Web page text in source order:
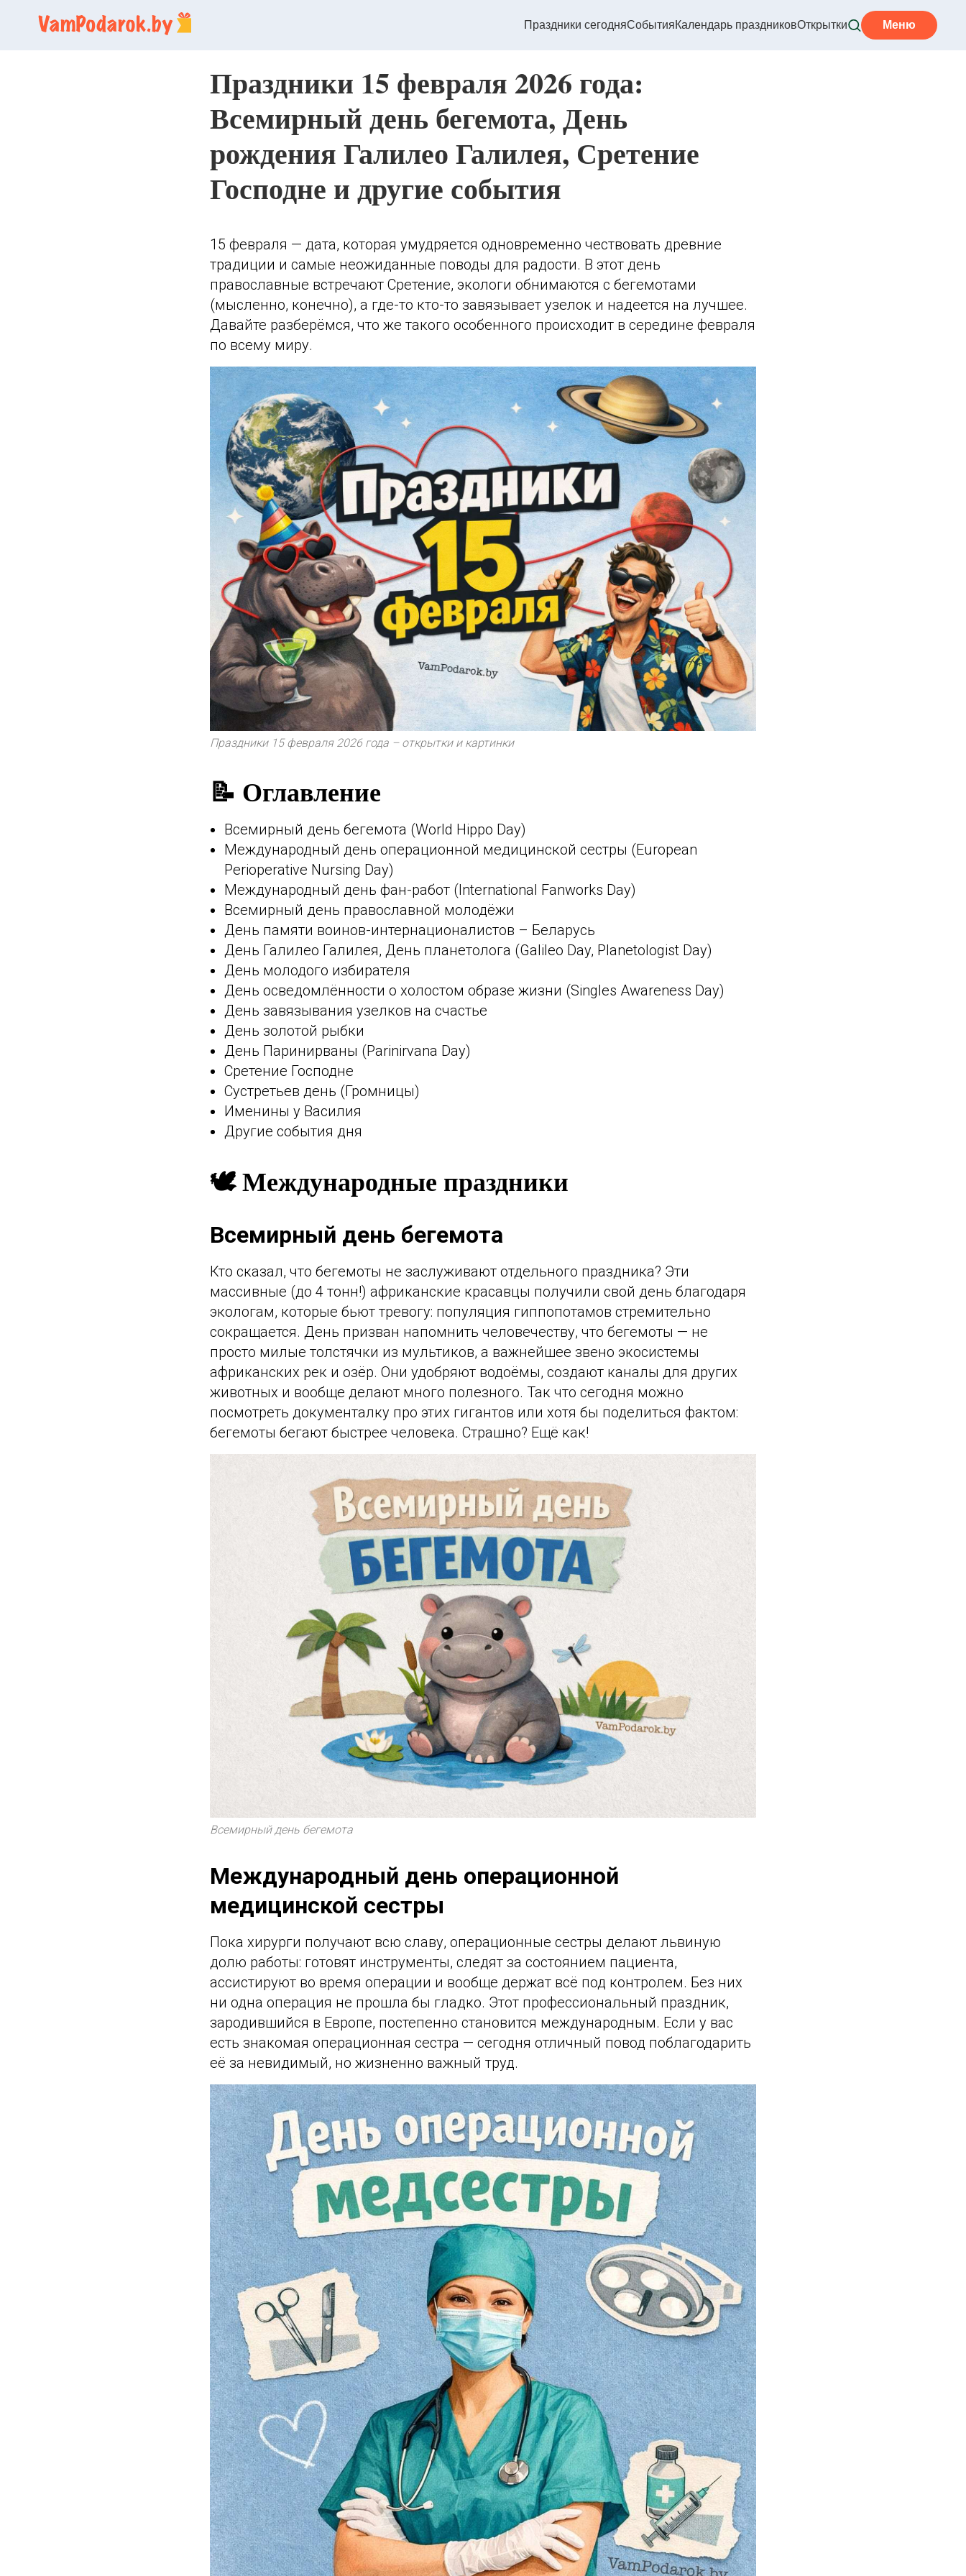
Праздники сегодняСобытияКалендарь праздниковОткрытки Меню
Праздники 15 февраля 2026 года:
Всемирный день бегемота, День
рождения Галилео Галилея, Сретение
Господне и другие события
15 февраля — дата, которая умудряется одновременно чествовать древние
традиции и самые неожиданные поводы для радости. В этот день
православные встречают Сретение, экологи обнимаются с бегемотами
(мысленно, конечно), а где-то кто-то завязывает узелок и надеется на лучшее.
Давайте разберёмся, что же такого особенного происходит в середине февраля
по всему миру.
Праздники 15 февраля 2026 года – открытки и картинки
📝 Оглавление
Всемирный день бегемота (World Hippo Day)
Международный день операционной медицинской сестры (European
Perioperative Nursing Day)
Международный день фан-работ (International Fanworks Day)
Всемирный день православной молодёжи
День памяти воинов-интернационалистов – Беларусь
День Галилео Галилея, День планетолога (Galileo Day, Planetologist Day)
День молодого избирателя
День осведомлённости о холостом образе жизни (Singles Awareness Day)
День завязывания узелков на счастье
День золотой рыбки
День Паринирваны (Parinirvana Day)
Сретение Господне
Сустретьев день (Громницы)
Именины у Василия
Другие события дня
🕊️ Международные праздники
Всемирный день бегемота
Кто сказал, что бегемоты не заслуживают отдельного праздника? Эти
массивные (до 4 тонн!) африканские красавцы получили свой день благодаря
экологам, которые бьют тревогу: популяция гиппопотамов стремительно
сокращается. День призван напомнить человечеству, что бегемоты — не
просто милые толстячки из мультиков, а важнейшее звено экосистемы
африканских рек и озёр. Они удобряют водоёмы, создают каналы для других
животных и вообще делают много полезного. Так что сегодня можно
посмотреть документалку про этих гигантов или хотя бы поделиться фактом:
бегемоты бегают быстрее человека. Страшно? Ещё как!
Всемирный день бегемота
Международный день операционной
медицинской сестры
Пока хирурги получают всю славу, операционные сестры делают львиную
долю работы: готовят инструменты, следят за состоянием пациента,
ассистируют во время операции и вообще держат всё под контролем. Без них
ни одна операция не прошла бы гладко. Этот профессиональный праздник,
зародившийся в Европе, постепенно становится международным. Если у вас
есть знакомая операционная сестра — сегодня отличный повод поблагодарить
её за невидимый, но жизненно важный труд.